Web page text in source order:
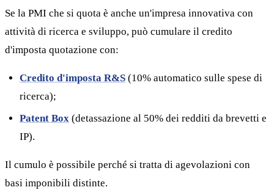
Se la PMI che si quota è anche un'impresa innovativa con
attività di ricerca e sviluppo, può cumulare il credito
d'imposta quotazione con:
Credito d'imposta R&S (10% automatico sulle spese di
ricerca);
Patent Box (detassazione al 50% dei redditi da brevetti e
IP).
Il cumulo è possibile perché si tratta di agevolazioni con
basi imponibili distinte.